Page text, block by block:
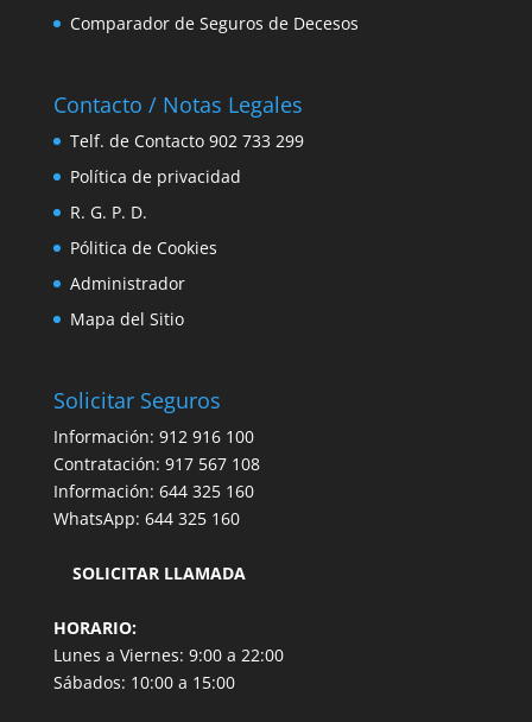
Comparador de Seguros de Decesos
Contacto / Notas Legales
Telf. de Contacto 902 733 299
Política de privacidad
R. G. P. D.
Pólitica de Cookies
Administrador
Mapa del Sitio
Solicitar Seguros
Información: 912 916 100
Contratación: 917 567 108
Información: 644 325 160
WhatsApp: 644 325 160
SOLICITAR LLAMADA
HORARIO:
Lunes a Viernes: 9:00 a 22:00
Sábados: 10:00 a 15:00